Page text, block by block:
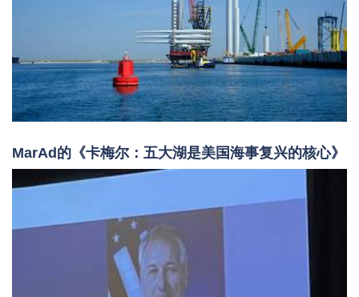
MarAd的《卡梅尔：五大湖是美国海事复兴的核心》